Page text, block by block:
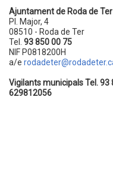
Ajuntament de Roda de Ter
Pl. Major, 4
08510 - Roda de Ter
Tel. 93 850 00 75
NIF P0818200H
a/e
Vigilants municipals Tel. 93
629812056